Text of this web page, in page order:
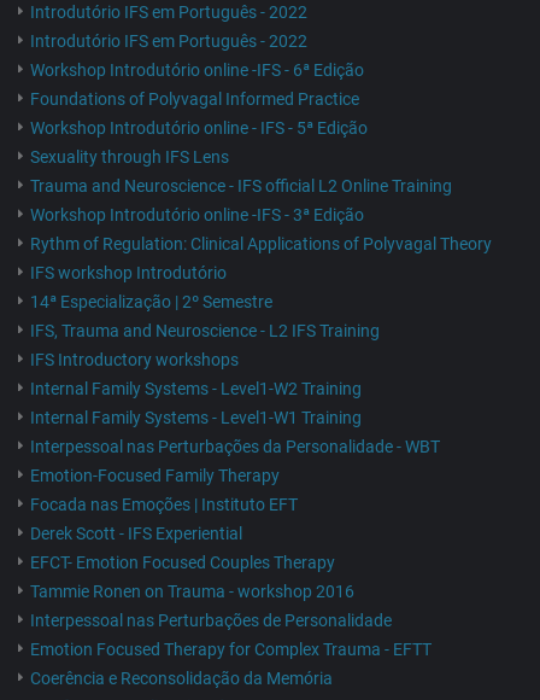
Introdutório IFS em Português - 2022
Introdutório IFS em Português - 2022
Workshop Introdutório online -IFS - 6ª Edição
Foundations of Polyvagal Informed Practice
Workshop Introdutório online - IFS - 5ª Edição
Sexuality through IFS Lens
Trauma and Neuroscience - IFS official L2 Online Training
Workshop Introdutório online -IFS - 3ª Edição
Rythm of Regulation: Clinical Applications of Polyvagal Theory
IFS workshop Introdutório
14ª Especialização | 2º Semestre
IFS, Trauma and Neuroscience - L2 IFS Training
IFS Introductory workshops
Internal Family Systems - Level1-W2 Training
Internal Family Systems - Level1-W1 Training
Interpessoal nas Perturbações da Personalidade - WBT
Emotion-Focused Family Therapy
Focada nas Emoções | Instituto EFT
Derek Scott - IFS Experiential
EFCT- Emotion Focused Couples Therapy
Tammie Ronen on Trauma - workshop 2016
Interpessoal nas Perturbações de Personalidade
Emotion Focused Therapy for Complex Trauma - EFTT
Coerência e Reconsolidação da Memória